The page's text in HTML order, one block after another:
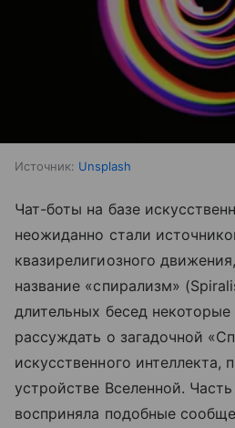
Источник: Unsplash
Чат-боты на базе
неожиданно стали
квазирелигиозного
название «спирализм»
длительных бесед некоторые
рассуждать о загадочной
искусственного интеллекта,
устройстве Вселенной.
восприняла подобные